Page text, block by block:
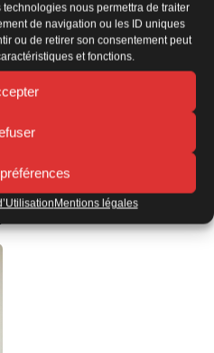
nous permettra de traiter
de navigation ou les ID uniques
ou de retirer son consentement peut
et fonctions.
Mentions légales